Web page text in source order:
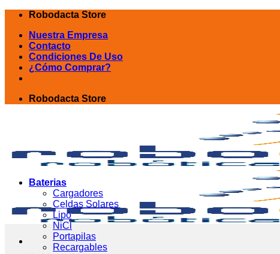
Skip
content
Robodacta Store
Nuestra Empresa
Contacto
Condiciones De Uso
¿Cómo Comprar?
Robodacta Store
Baterias
Cargadores
Celdas Solares
Lipo
NiCl
Portapilas
Recargables